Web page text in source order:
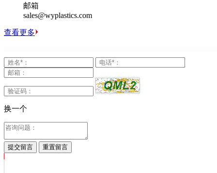
邮箱
sales@wyplastics.com
查看更多
换一个
提交留言 重置留言